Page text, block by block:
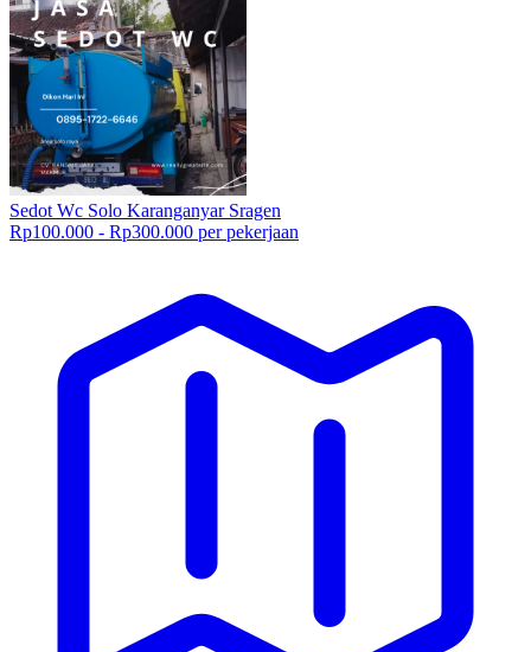
Sedot Wc Solo Karanganyar Sragen
Rp100.000 - Rp300.000 per pekerjaan